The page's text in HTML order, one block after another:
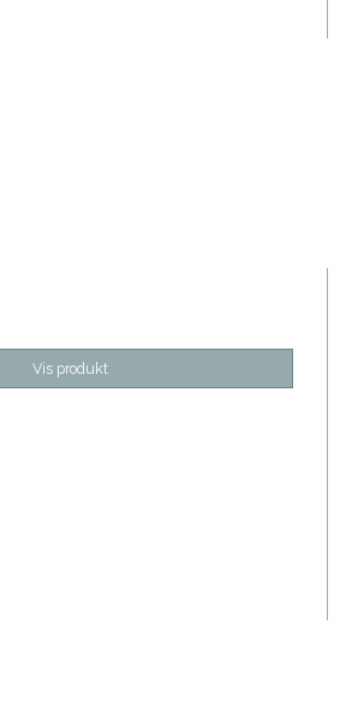
Vis produkt